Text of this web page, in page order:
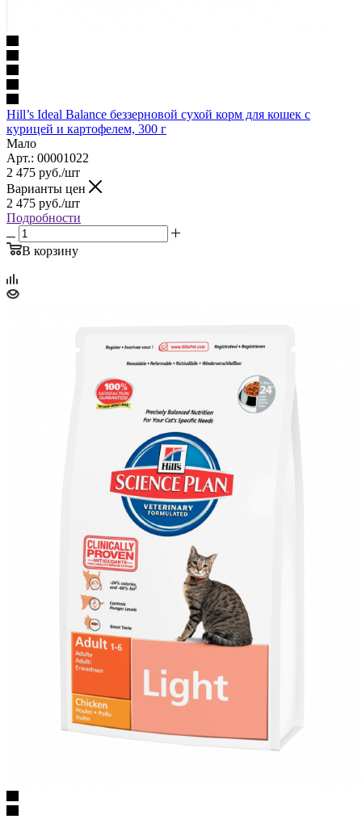
Hill’s Ideal Balance беззерновой сухой корм для кошек с
курицей и картофелем, 300 г
Мало
Арт.: 00001022
2 475 руб./шт
Варианты цен
2 475 руб./шт
Подробности
В корзину